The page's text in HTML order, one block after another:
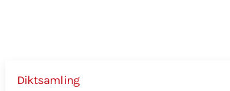
Diktsamling